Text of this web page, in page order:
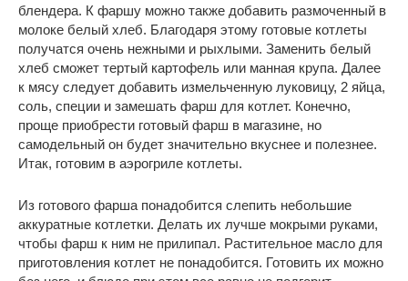
блендера. К фаршу можно также добавить размоченный в
молоке белый хлеб. Благодаря этому готовые котлеты
получатся очень нежными и рыхлыми. Заменить белый
хлеб сможет тертый картофель или манная крупа. Далее
к мясу следует добавить измельченную луковицу, 2 яйца,
соль, специи и замешать фарш для котлет. Конечно,
проще приобрести готовый фарш в магазине, но
самодельный он будет значительно вкуснее и полезнее.
Итак, готовим в аэрогриле котлеты.
Из готового фарша понадобится слепить небольшие
аккуратные котлетки. Делать их лучше мокрыми руками,
чтобы фарш к ним не прилипал. Растительное масло для
приготовления котлет не понадобится. Готовить их можно